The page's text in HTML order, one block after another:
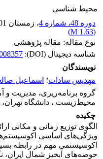
محیط شناسی
دوره 48، شماره 4
، زمستان 1401
(
1.63 M
)
نوع مقاله: مقاله پژوهشی
شناسه دیجیتال (DOI):
نویسندگان
مهدیس سادات؛ اسماعیل
گروه برنامه‌ریزی، مدیریت
محیط‌زیست ، دانشگاه تهران،
چکیده
الگوی توزیع زمانی و مکانی
ویژگی‌های اساسی
اکوسیستمی مهم در رابطه
حوضه‌های آبخیز شمال